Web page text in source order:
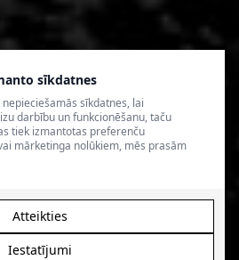
sīkdatnes
sīkdatnes, lai
darbību un funkcionēšanu, taču
tiek izmantotas preferenču
mārketinga nolūkiem, mēs prasām
Iestatījumi
Atteikties
tiesības aizsargātas.